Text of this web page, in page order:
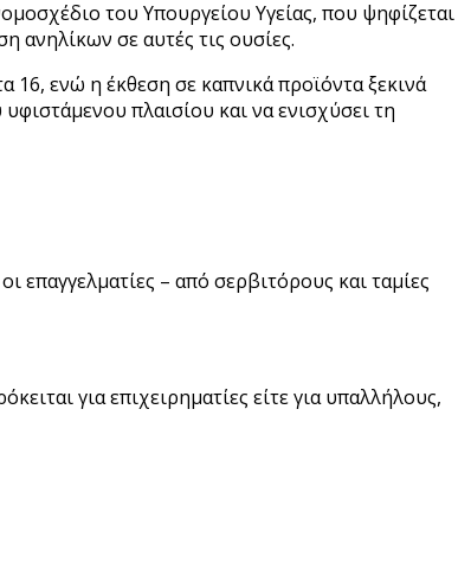
του Υπουργείου Υγείας, που ψηφίζεται
ανηλίκων σε αυτές τις ουσίες.
ενώ η έκθεση σε καπνικά προϊόντα ξεκινά
πλαισίου και να ενισχύσει τη
– από σερβιτόρους και ταμίες
για επιχειρηματίες είτε για υπαλλήλους,